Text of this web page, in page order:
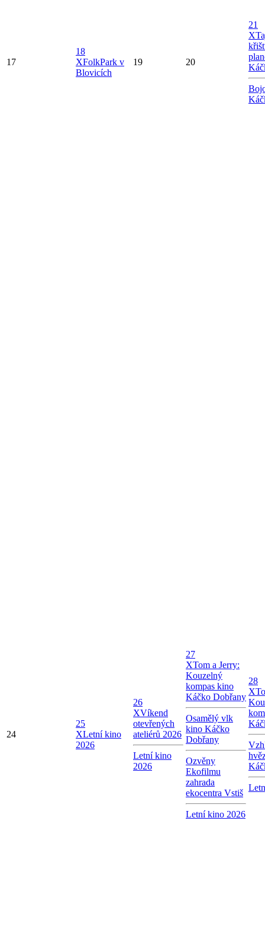
17
18
XFolkPark v
Blovicích
19 20
21
X
24
25
XLetní kino
2026
26
XVíkend
otevřených
ateliérů 2026
Letní kino
2026
27
XTom a Jerry:
Kouzelný
kompas kino
Káčko Dobřany
Osamělý vlk
kino Káčko
Dobřany
Ozvěny
Ekofilmu
zahrada
ekocentra Vstiš
Letní kino 2026
28
X